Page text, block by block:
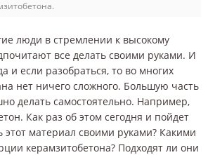
люди в стремлении к высокому
все делать своими руками. И
и если разобраться, то во многих
нет ничего сложного. Большую часть
делать самостоятельно. Например,
Как раз об этом сегодня и пойдет
этот материал своими руками? Какими
керамзитобетона? Подходят ли они